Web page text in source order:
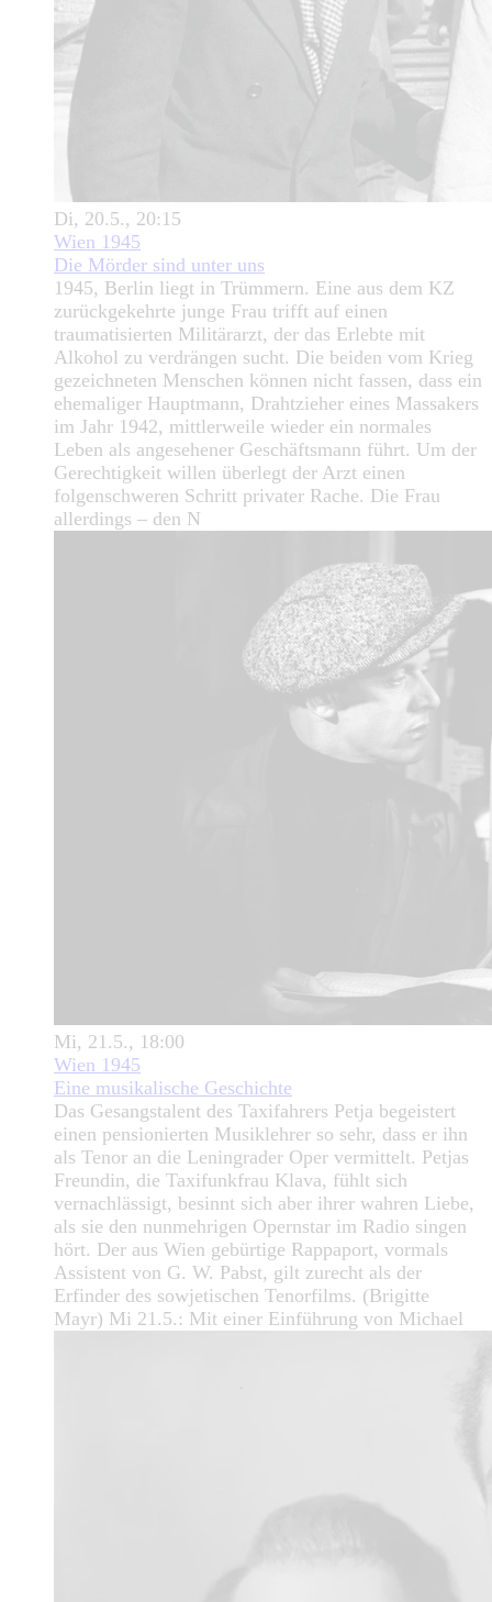
Di, 20.5., 20:15
Wien 1945
Die Mörder sind unter uns
1945, Berlin liegt in Trümmern. Eine aus dem KZ
zurückgekehrte junge Frau trifft auf einen
traumatisierten Militärarzt, der das Erlebte mit
Alkohol zu verdrängen sucht. Die beiden vom Krieg
gezeichneten Menschen können nicht fassen, dass ein
ehemaliger Hauptmann, Drahtzieher eines Massakers
im Jahr 1942, mittlerweile wieder ein normales
Leben als angesehener Geschäftsmann führt. Um der
Gerechtigkeit willen überlegt der Arzt einen
folgenschweren Schritt privater Rache. Die Frau
allerdings – den N
Mi, 21.5., 18:00
Wien 1945
Eine musikalische Geschichte
Das Gesangstalent des Taxifahrers Petja begeistert
einen pensionierten Musiklehrer so sehr, dass er ihn
als Tenor an die Leningrader Oper vermittelt. Petjas
Freundin, die Taxifunkfrau Klava, fühlt sich
vernachlässigt, besinnt sich aber ihrer wahren Liebe,
als sie den nunmehrigen Opernstar im Radio singen
hört. Der aus Wien gebürtige Rappaport, vormals
Assistent von G. W. Pabst, gilt zurecht als der
Erfinder des sowjetischen Tenorfilms. (Brigitte
Mayr) Mi 21.5.: Mit einer Einführung von Michael